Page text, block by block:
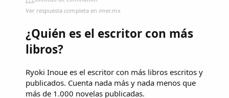
Ver respuesta completa en imer.mx
¿Quién es el escritor con más
libros?
Ryoki Inoue es el escritor con más libros escritos y
publicados. Cuenta nada más y nada menos que
más de 1.000 novelas publicadas.